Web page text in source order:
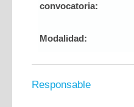
convocatoria:
Modalidad:
Responsable